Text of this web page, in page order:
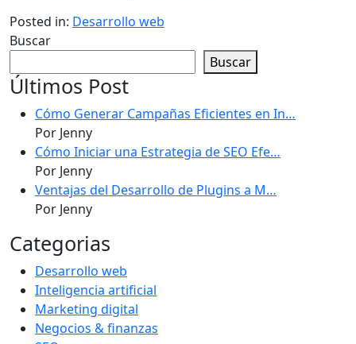
Posted in: Desarrollo web
Buscar
Buscar
Últimos Post
Cómo Generar Campañas Eficientes en In…
Por Jenny
Cómo Iniciar una Estrategia de SEO Efe…
Por Jenny
Ventajas del Desarrollo de Plugins a M…
Por Jenny
Categorias
Desarrollo web
Inteligencia artificial
Marketing digital
Negocios & finanzas